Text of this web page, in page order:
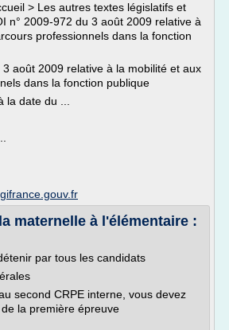
> Les autres textes législatifs et
n° 2009-972 du 3 août 2009 relative à
professionnels dans la fonction
3 août 2009 relative à la mobilité et aux
dans la fonction publique
la date du ...
maternelle à l'élémentaire :
par tous les candidats
second CRPE interne, vous devez
la première épreuve